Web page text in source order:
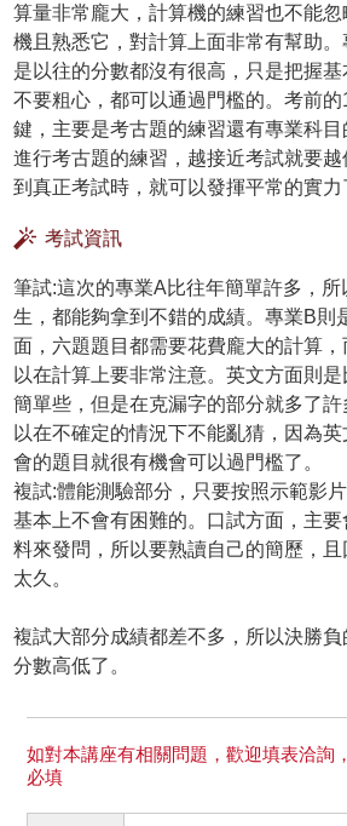
算量非常龐大，計算機的練習也不能
機且熟悉它，對計算上面非常有幫助
是以往的分數都沒有很高，只是把握
不要粗心，都可以通過門檻的。考前
鍵，主要是考古題的練習還有專業科
進行考古題的練習，越接近考試就要越
到真正考試時，就可以發揮平常的實力
考試資訊
筆試:這次的專業A比往年簡單許多，
生，都能夠拿到不錯的成績。專業B則
面，六題題目都需要花費龐大的計算
以在計算上要非常注意。英文方面則
簡單些，但是在克漏字的部分就多了
以在不確定的情況下不能亂猜，因為
會的題目就很有機會可以過門檻了。
複試:體能測驗部分，只要按照示範影
基本上不會有困難的。口試方面，主
料來發問，所以要熟讀自己的簡歷，
太久。
複試大部分成績都差不多，所以決勝
分數高低了。
如對本講座有相關問題，歡迎填表洽
必填